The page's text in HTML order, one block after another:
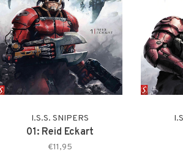
I.S.S. SNIPERS
01: Reid Eckart
€11,95